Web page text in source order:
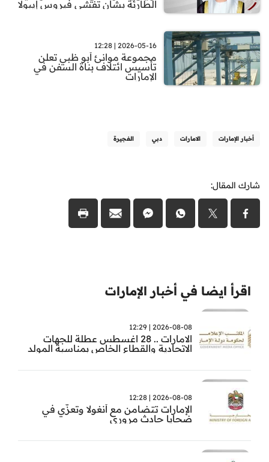
الطارئة بشأن تفشي فيروس إيبولا
2026-05-16 | 12:28
مجموعة موانئ أبو ظبي تعلن
تأسيس ائتلاف بناة السفن في
الإمارات
أخبار الإمارات الامارات دبي الفجيرة
شارك المقال:
اقرأ ايضا في أخبار الإمارات
2026-08-08 | 12:29
الامارات .. 28 اغسطس عطلة للجهات
الاتحادية والقطاع الخاص بمناسبة المولد
2026-08-08 | 12:28
الإمارات تتضامن مع أنغولا وتعزّي في
ضحايا حادث مروري